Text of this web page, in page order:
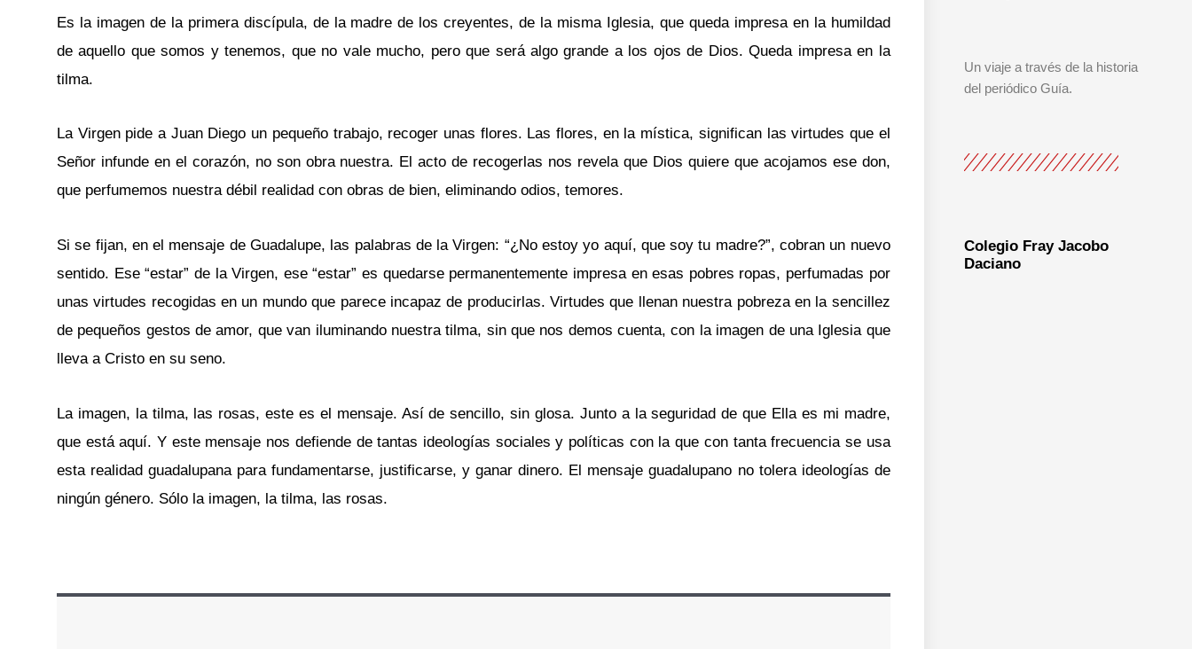
Es la imagen de la primera discípula, de la madre de los creyentes, de la misma Iglesia, que queda impresa en la humildad
de aquello que somos y tenemos, que no vale mucho, pero que será algo grande a los ojos de Dios. Queda impresa en la
tilma.
La Virgen pide a Juan Diego un pequeño trabajo, recoger unas flores. Las flores, en la mística, significan las virtudes que el
Señor infunde en el corazón, no son obra nuestra. El acto de recogerlas nos revela que Dios quiere que acojamos ese don,
que perfumemos nuestra débil realidad con obras de bien, eliminando odios, temores.
Si se fijan, en el mensaje de Guadalupe, las palabras de la Virgen: “¿No estoy yo aquí, que soy tu madre?”, cobran un nuevo
sentido. Ese “estar” de la Virgen, ese “estar” es quedarse permanentemente impresa en esas pobres ropas, perfumadas por
unas virtudes recogidas en un mundo que parece incapaz de producirlas. Virtudes que llenan nuestra pobreza en la sencillez
de pequeños gestos de amor, que van iluminando nuestra tilma, sin que nos demos cuenta, con la imagen de una Iglesia que
lleva a Cristo en su seno.
La imagen, la tilma, las rosas, este es el mensaje. Así de sencillo, sin glosa. Junto a la seguridad de que Ella es mi madre,
que está aquí. Y este mensaje nos defiende de tantas ideologías sociales y políticas con la que con tanta frecuencia se usa
esta realidad guadalupana para fundamentarse, justificarse, y ganar dinero. El mensaje guadalupano no tolera ideologías de
ningún género. Sólo la imagen, la tilma, las rosas.
Un viaje a través de la historia
del periódico Guía.
Colegio Fray Jacobo
Daciano